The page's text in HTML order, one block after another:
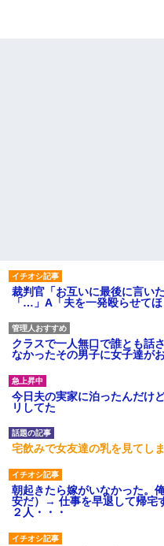
裁判官「お互いに最後に言い
「…」A「夫を一発殴らせて
クラスで一人無口で誰とも話
なかったその男子に女子達が
今日夫の実家に泊ったんだけ
リしてた
宅飲みで女友達の乳を見てし
朝起きたら嫁がいなかった。
安だ）→ 仕事を早退して帰宅
２人・・・